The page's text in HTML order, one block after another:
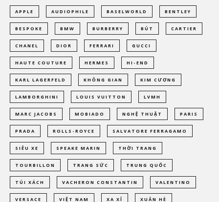
APPLE AUDIOPHILE BASELWORLD BENTLEY
BESPOKE BMW BURBERRY BÚT CARTIER
CHANEL DIOR FERRARI GUCCI
HAUTE COUTURE HERMES HI-END
KARL LAGERFELD KHÔNG GIAN KIM CƯƠNG
LAMBORGHINI LOUIS VUITTON LVMH
MARC JACOBS MOBIADO NGHỆ THUẬT PARIS
PRADA ROLLS-ROYCE SALVATORE FERRAGAMO
SIÊU XE SPEAKE MARIN THỜI TRANG
TOURBILLON TRANG SỨC TRUNG QUỐC
TÚI XÁCH VACHERON CONSTANTIN VALENTINO
VERSACE VIỆT NAM XA XỈ XUÂN HÈ